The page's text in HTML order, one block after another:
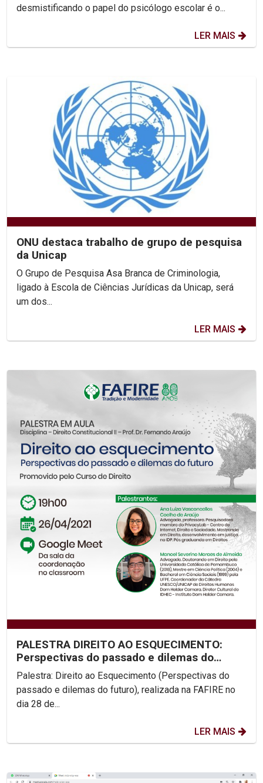
desmistificando o papel do psicólogo escolar é o...
LER MAIS
ONU destaca trabalho de grupo de pesquisa
da Unicap
O Grupo de Pesquisa Asa Branca de Criminologia,
ligado à Escola de Ciências Jurídicas da Unicap, será
um dos...
LER MAIS
PALESTRA DIREITO AO ESQUECIMENTO:
Perspectivas do passado e dilemas do
futuro
Palestra: Direito ao Esquecimento (Perspectivas do
passado e dilemas do futuro), realizada na FAFIRE no
dia 28 de...
LER MAIS